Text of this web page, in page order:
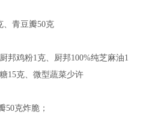
、青豆瓣50克
邦鸡粉1克、厨邦100%纯芝麻油1
15克、微型蔬菜少许
50克炸脆；